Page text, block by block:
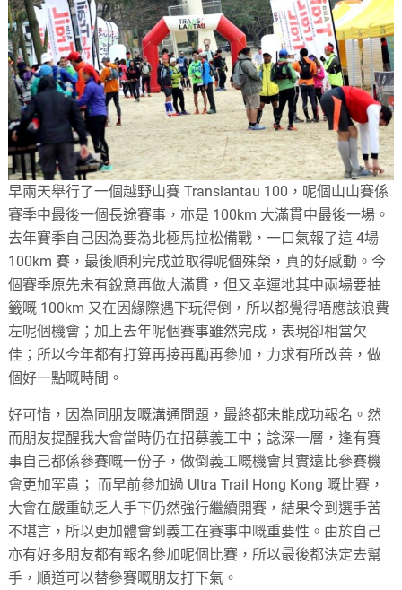
早兩天舉行了一個越野山賽 Translantau 100，呢個山山賽係
賽季中最後一個長途賽事，亦是 100km 大滿貫中最後一場。
去年賽季自己因為要為北極馬拉松備戰，一口氣報了這 4場
100km 賽，最後順利完成並取得呢個殊榮，真的好感動。今
個賽季原先未有銳意再做大滿貫，但又幸運地其中兩場要抽
籤嘅 100km 又在因緣際遇下玩得倒，所以都覺得唔應該浪費
左呢個機會；加上去年呢個賽事雖然完成，表現卻相當欠
佳；所以今年都有打算再接再勵再參加，力求有所改善，做
個好一點嘅時間。
好可惜，因為同朋友嘅溝通問題，最終都未能成功報名。然
而朋友提醒我大會當時仍在招募義工中；諗深一層，逢有賽
事自己都係參賽嘅一份子，做倒義工嘅機會其實遠比參賽機
會更加罕貴； 而早前參加過 Ultra Trail Hong Kong 嘅比賽，
大會在嚴重缺乏人手下仍然強行繼續開賽，結果令到選手苦
不堪言，所以更加體會到義工在賽事中嘅重要性。由於自己
亦有好多朋友都有報名參加呢個比賽，所以最後都決定去幫
手，順道可以替參賽嘅朋友打下氣。